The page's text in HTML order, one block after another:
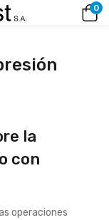
0
la
con
operaciones